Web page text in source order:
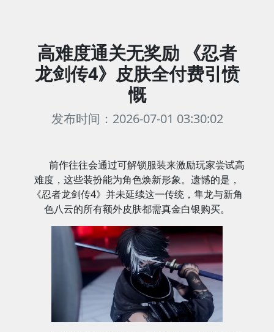
高难度通关无奖励 《忍者
龙剑传4》皮肤全付费引愤
慨
发布时间：2026-07-01 03:30:02
前作往往会通过可解锁服装来激励玩家尝试高
难度，这些装扮能为角色焕新形象。遗憾的是，
《忍者龙剑传4》并未延续这一传统，隼龙与新角
色八云的所有额外皮肤都需真金白银购买。